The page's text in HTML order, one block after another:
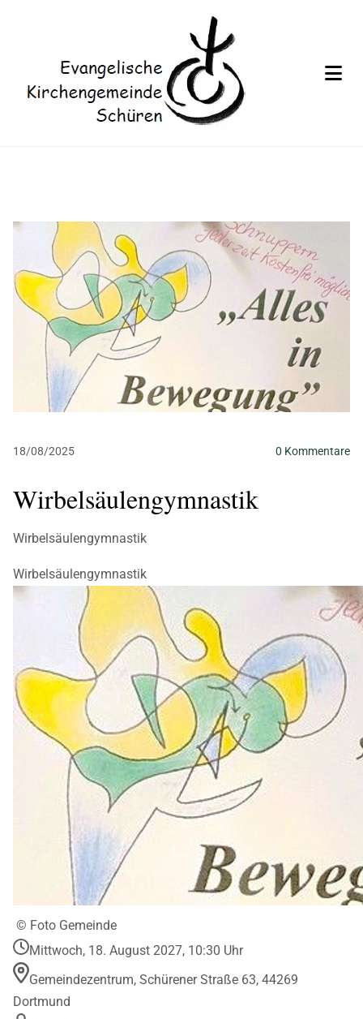
18/08/2025 0 Kommentare
Wirbelsäulengymnastik
Wirbelsäulengymnastik
Wirbelsäulengymnastik
© Foto Gemeinde
Mittwoch, 18. August 2027, 10:30 Uhr
Gemeindezentrum, Schürener Straße 63, 44269
Dortmund